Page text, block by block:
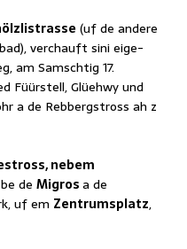
(uf de andere
verchauft sini eige-
am Samschtig 17.
Füürstell, Glüehwy und
a de Rebbergstross ah z
nebem
de Migrosa de
uf em Zentrumsplatz,